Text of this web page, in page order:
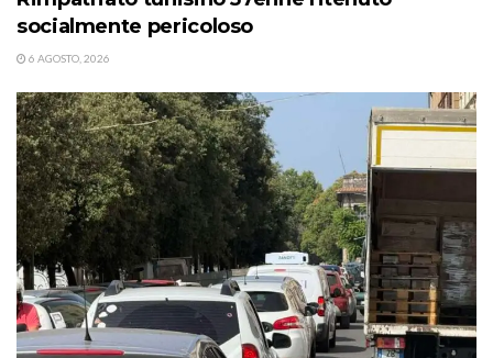
socialmente pericoloso
6 AGOSTO, 2026